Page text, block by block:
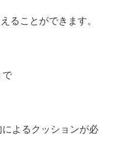
ることができます。
で
よるクッションが必